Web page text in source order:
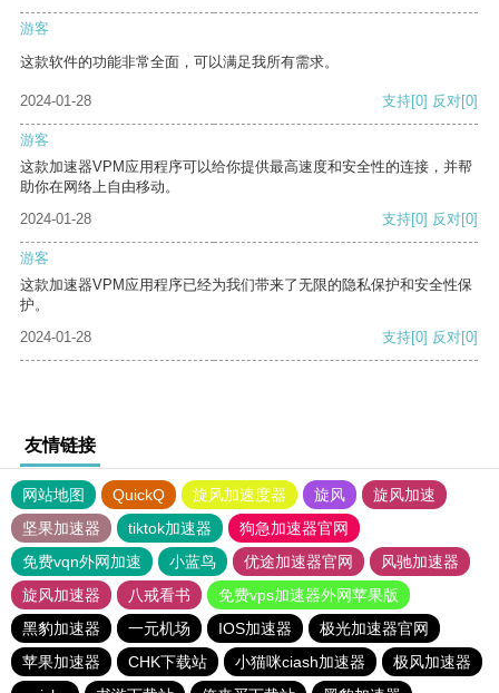
游客
这款软件的功能非常全面，可以满足我所有需求。
2024-01-28 支持[0] 反对[0]
游客
这款加速器VPM应用程序可以给你提供最高速度和安全性的连接，并帮
助你在网络上自由移动。
2024-01-28
支持[0] 反对[0]
游客
这款加速器VPM应用程序已经为我们带来了无限的隐私保护和安全性保
护。
2024-01-28
支持[0] 反对[0]
友情链接
网站地图 QuickQ 旋风加速度器 旋风
旋风加速
坚果加速器
tiktok加速器
狗急加速器官网
免费vqn外网加速
小蓝鸟 优途加速器官网
风驰加速器
旋风加速器
八戒看书
免费vps加速器外网苹果版
黑豹加速器
一元机场 IOS加速器
极光加速器官网
苹果加速器
CHK下载站 小猫咪ciash加速器
极风加速器